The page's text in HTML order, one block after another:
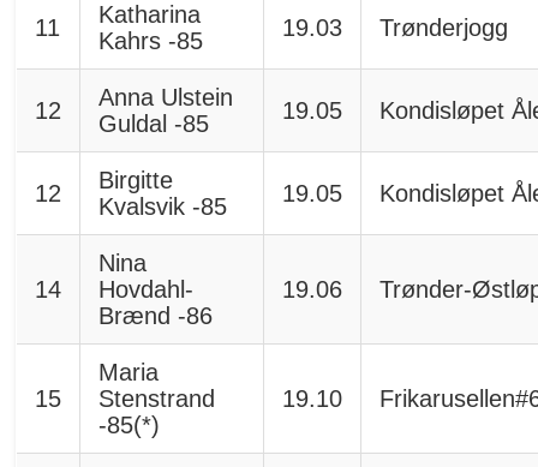
11
Katharina
Kahrs -85
19.03 Trønderjogg
12
Anna Ulstein
Guldal -85
19.05 Kondisløpet
12
Birgitte
Kvalsvik -85
19.05 Kondisløpet
14
Nina
Hovdahl-
Brænd -86
19.06 Trønder-
15
Maria
Stenstrand
-85(*)
19.10